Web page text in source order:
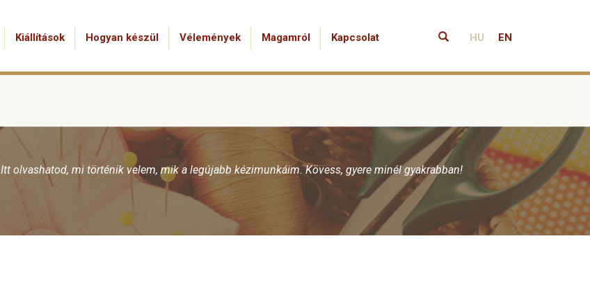
Kiállítások Hogyan készül Vélemények Magamról Kapcsolat HU EN
Itt olvashatod, mi történik velem, mik a legújabb kézimunkáim. Kövess, gyere minél gyakrabban!